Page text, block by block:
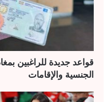
قواعد جديدة للراغبين
الجنسية والإقامات